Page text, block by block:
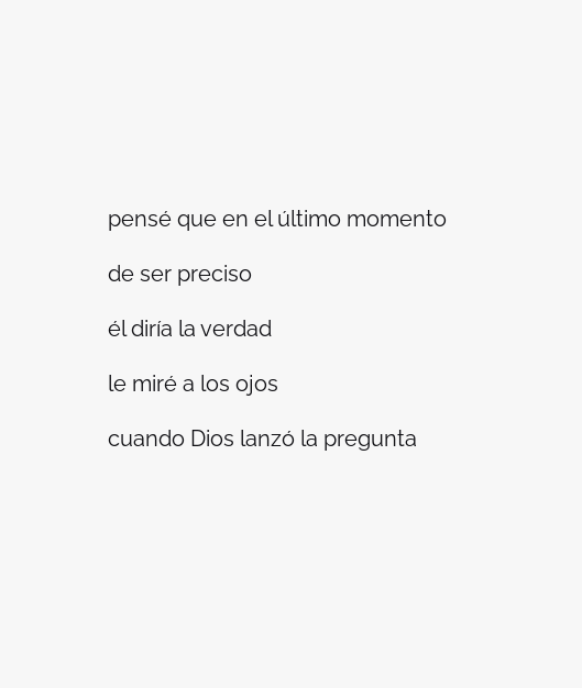
pensé que en el último momento
de ser preciso
él diría la verdad
le miré a los ojos
cuando Dios lanzó la pregunta